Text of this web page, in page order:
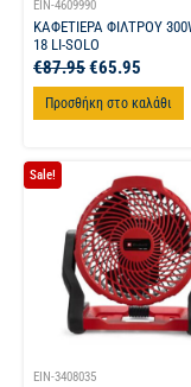
EIN-4609990
ΚΑΦΕΤΙΕΡΑ ΦΙΛΤΡΟΥ
18 LI-SOLO
€87.95€65.95
Προσθήκη στο καλάθι
Sale!
EIN-3408035